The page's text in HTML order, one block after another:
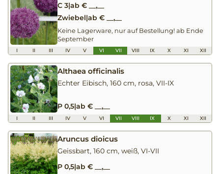
C 3|ab € __,__
Zwiebel|ab € __,__
Keine Lagerware, nur auf Bestellung! ab Ende
September
I II III IV V VI VII VIII IX X XI XII
Althaea officinalis
Echter Eibisch, 160 cm, rosa, VII-IX
P 0,5|ab € __,__
I II III IV V VI VII VIII IX X XI XII
Aruncus dioicus
Geissbart, 160 cm, weiß, VI-VII
P 0,5|ab € __,__